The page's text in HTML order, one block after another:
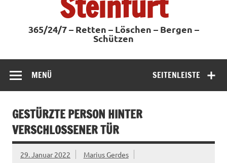
365/24/7 – Retten – Löschen – Bergen –
Schützen
SEITENLEISTE
MENÜ
GESTÜRZTE PERSON HINTER
VERSCHLOSSENER TÜR
29. Januar 2022 Marius Gerdes